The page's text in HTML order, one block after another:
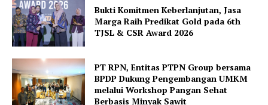
Bukti Komitmen Keberlanjutan, Jasa
Marga Raih Predikat Gold pada 6th
TJSL & CSR Award 2026
PT RPN, Entitas PTPN Group bersama
BPDP Dukung Pengembangan UMKM
melalui Workshop Pangan Sehat
Berbasis Minyak Sawit